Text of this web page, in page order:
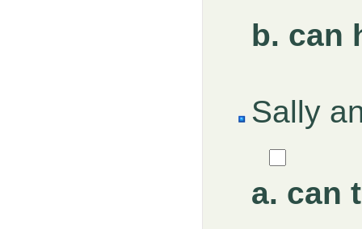
b. can
Sally
a. can